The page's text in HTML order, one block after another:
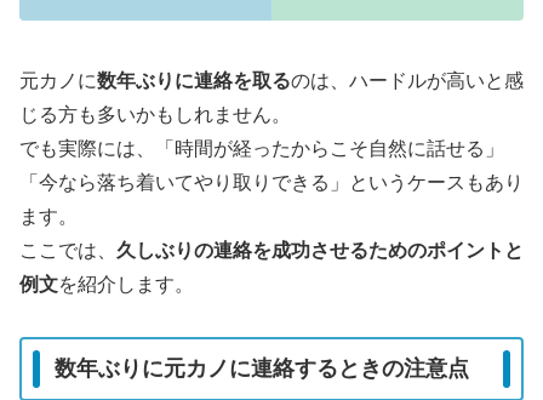
元カノに数年ぶりに連絡を取るのは、ハードルが高いと感
じる方も多いかもしれません。
でも実際には、「時間が経ったからこそ自然に話せる」
「今なら落ち着いてやり取りできる」というケースもあり
ます。
ここでは、 久しぶりの連絡を成功させるためのポイントと
例文を紹介します。
数年ぶりに元カノに連絡するときの注意点